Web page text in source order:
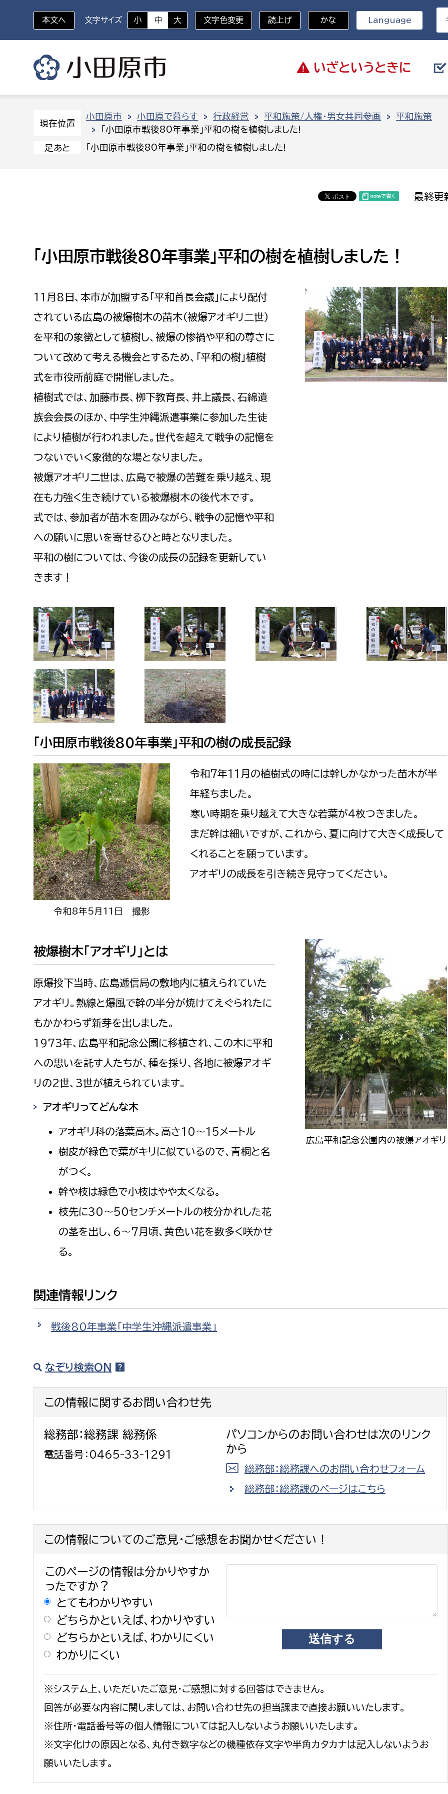
いざと いうときに
いざというときに
休日救急外来 防災・ハザードマップ
対象者を選択
新生児・乳幼児
若者
妊産婦
高齢者
障がい者
傷病者
事業者
労働者
求職者
外国人
分野を選択
戸籍
福祉・健康
環境・エネルギー
地域経済
都市基盤
文化・生涯学習
市民活動・地域づくり
行政経営
観光
消防
市議会
組織から探す
財産管理課
市民税課
市民部
地域政策課
地域安全課
人権・男女共同参画課
戸籍住民課
防災部
防災対策課
文化部
文化政策課
生涯学習課
文化財課
図書館
福祉健康部
福祉政策課
生活援護課
高齢介護課
障がい福祉課
健康づくり課
子ども若者部
子ども政策課
子ども若者支援課
保育課
建設部
国県事業推進課
土木管理課
道水路整備課
建築課
病院管理局：経営管
病院管理局：施設用
病院管理局：医事課
上下水道局
経営総務課
給排水業務課
水道整備課
下水道整備課
浄水管理課
教育部
教育総務課
選挙管理委員会事務
農業委員会事務局
農業委員会事務局
本文へ 文字サイズ 小 中 大 文字色変更 読上げ かな Language
現在位置
小田原市 小田原で暮らす 行政経営 平和施策/人権・男女共同参画
平和施策
「小田原市戦後80年事業」平和の樹を植樹しました!
足あと 「小田原市戦後80年事業」平和の樹を植樹しました!
最終更
「小田原市戦後80年事業」平和の樹を植樹しました！
11月8日、本市が加盟する「平和首長会議」により配付
されている広島の被爆樹木の苗木（被爆アオギリ二世）
を平和の象徴として植樹し、被爆の惨禍や平和の尊さに
ついて改めて考える機会とするため、「平和の樹」植樹
式を市役所前庭で開催しました。
植樹式では、加藤市長、栁下教育長、井上議長、石綿遺
族会会長のほか、中学生沖縄派遣事業に参加した生徒
により植樹が行われました。世代を超えて戦争の記憶を
つないでいく象徴的な場となりました。
被爆アオギリ二世は、広島で被爆の苦難を乗り越え、現
在も力強く生き続けている被爆樹木の後代木です。
式では、参加者が苗木を囲みながら、戦争の記憶や平和
への願いに思いを寄せるひと時となりました。
平和の樹については、今後の成長の記録を更新してい
きます！
「小田原市戦後80年事業」平和の樹の成長記録
令和8年5月11日 撮影
令和7年11月の植樹式の時には幹しかなかった苗木が半
年経ちました。
寒い時期を乗り越えて大きな若葉が４枚つきました。
まだ幹は細いですが、これから、夏に向けて大きく成長して
くれることを願っています。
アオギリの成長を引き続き見守ってください。
被爆樹木「アオギリ」とは
原爆投下当時、広島逓信局の敷地内に植えられていた
アオギリ。熱線と爆風で幹の半分が焼けてえぐられたに
もかかわらず新芽を出しました。
1973年、広島平和記念公園に移植され、この木に平和
への思いを託す人たちが、種を採り、各地に被爆アオギ
リの2世、3世が植えられています。
アオギリってどんな木
アオギリ科の落葉高木。高さ10～15メートル
樹皮が緑色で葉がキリに似ているので、青桐と名
がつく。
幹や枝は緑色で小枝はやや太くなる。
枝先に30～50センチメートルの枝分かれした花
の茎を出し、6～7月頃、黄色い花を数多く咲かせ
る。
広島平和記念公園内の被爆アオギリ
関連情報リンク
戦後80年事業「中学生沖縄派遣事業」
なぞり検索ON
この情報に関するお問い合わせ先
総務部：総務課 総務係
電話番号：0465-33-1291
パソコンからのお問い合わせは次のリンク
から
総務部：総務課へのお問い合わせフォーム
総務部：総務課のページはこちら
この情報についてのご意見・ご感想をお聞かせください！
このページの情報は分かりやすか
ったですか？
とてもわかりやすい
どちらかといえば、わかりやすい
どちらかといえば、わかりにくい
わかりにくい
※システム上、いただいたご意見・ご感想に対する回答はできません。
回答が必要な内容に関しましては、お問い合わせ先の担当課まで直接お願いいたします。
※住所・電話番号等の個人情報については記入しないようお願いいたします。
※文字化けの原因となる、丸付き数字などの機種依存文字や半角カタカナは記入しないようお
願いいたします。